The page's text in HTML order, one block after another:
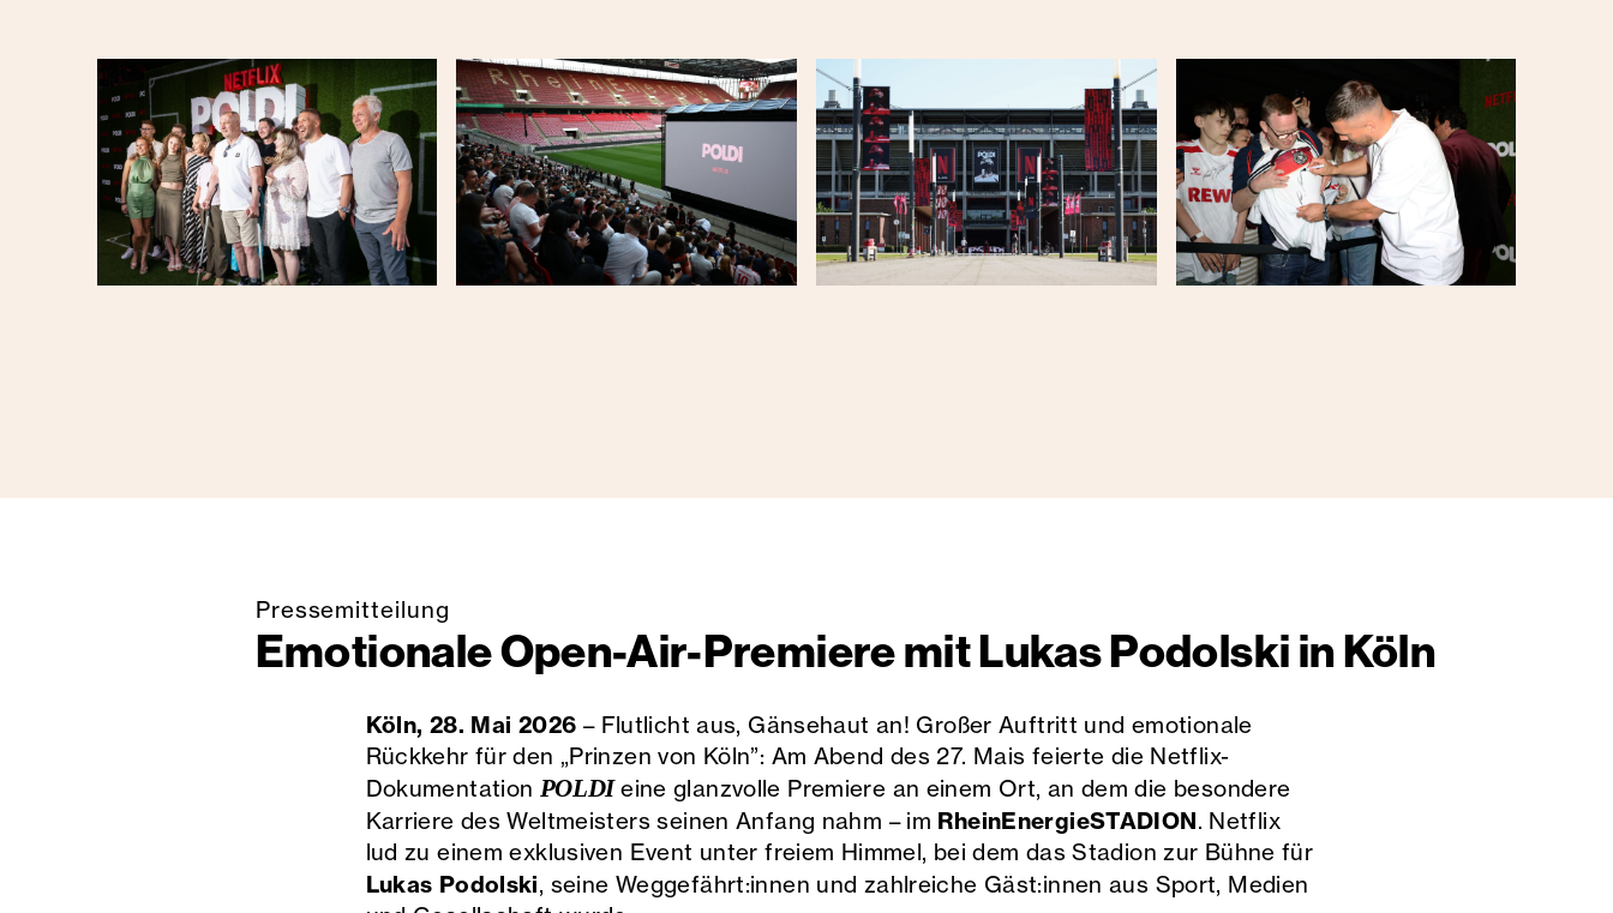
Pressemitteilung
Emotionale Open-Air-Premiere mit Lukas Podolski in Köln
Köln, 28. Mai 2026 – Flutlicht aus, Gänsehaut an! Großer Auftritt und emotionale
Rückkehr für den „Prinzen von Köln”: Am Abend des 27. Mais feierte die Netflix-
Dokumentation POLDIeine glanzvolle Premiere an einem Ort, an dem die besondere
Karriere des Weltmeisters seinen Anfang nahm – im RheinEnergieSTADION. Netflix
lud zu einem exklusiven Event unter freiem Himmel, bei dem das Stadion zur Bühne für
Lukas Podolski, seine Weggefährt:innen und zahlreiche Gäst:innen aus Sport, Medien